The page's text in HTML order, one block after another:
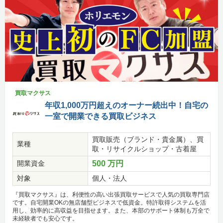
買取マクサス
年収1,000万円超えのオーナー続出中！自宅の
一室で開業できる買取ビジネス
業種
買取販売（ブランド・貴金属）、買
取・リサイクルショップ・古着屋
開業資金
500 万円
対象 個人・法人
『買取マクサス』は、利便性の高い出張買取サービスで人気の買取専門店
です。自宅開業OKの無店舗型ビジネスで低資金。特許取得システムを活
用し、効率的に高収益を目指せます。また、本部のサポート体制も万全で
未経験者でも安心です。